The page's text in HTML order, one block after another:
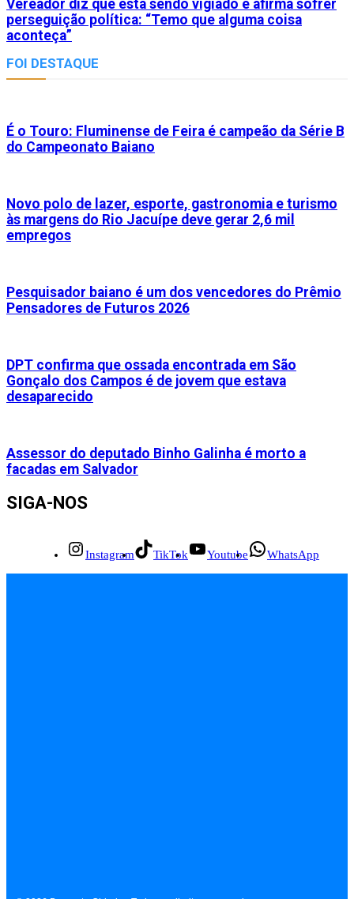
Vereador diz que está sendo vigiado e afirma sofrer
perseguição política: “Temo que alguma coisa
aconteça”
FOI DESTAQUE
É o Touro: Fluminense de Feira é campeão da Série B
do Campeonato Baiano
Novo polo de lazer, esporte, gastronomia e turismo
às margens do Rio Jacuípe deve gerar 2,6 mil
empregos
Pesquisador baiano é um dos vencedores do Prêmio
Pensadores de Futuros 2026
DPT confirma que ossada encontrada em São
Gonçalo dos Campos é de jovem que estava
desaparecido
Assessor do deputado Binho Galinha é morto a
facadas em Salvador
SIGA-NOS
Instagram TikTok Youtube WhatsApp